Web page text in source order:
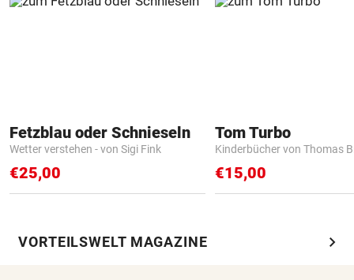
Fetzblau oder Schnieseln
Wetter verstehen - von Sigi Fink
€25,00
Tom Turbo
Kinderbücher von Thomas
€15,00
VORTEILSWELT MAGAZINE chevron_right